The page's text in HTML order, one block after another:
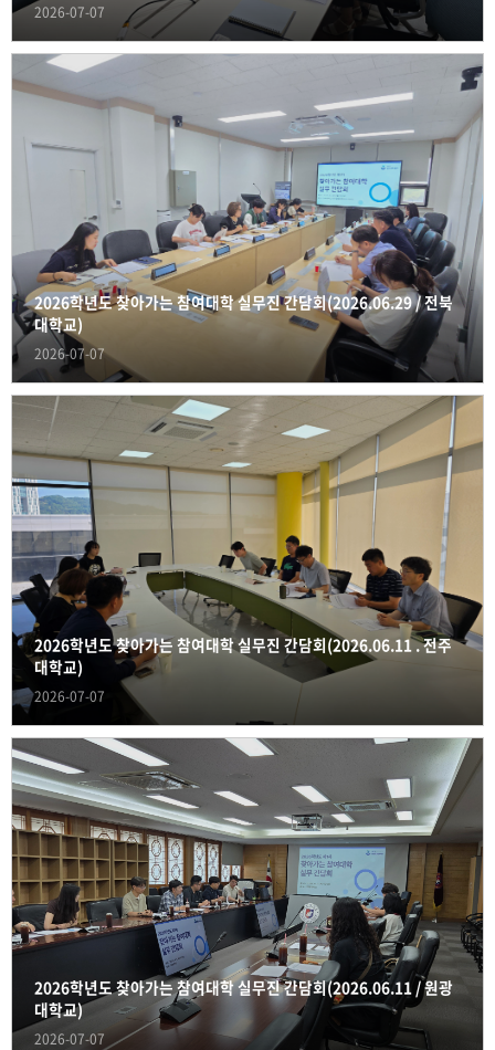
2026-07-07
2026학년도 찾아가는 참여대학 실무진 간담회(2026.06.29 / 전북
대학교)
2026-07-07
2026학년도 찾아가는 참여대학 실무진 간담회(2026.06.11 . 전주
대학교)
2026-07-07
2026학년도 찾아가는 참여대학 실무진 간담회(2026.06.11 / 원광
대학교)
2026-07-07